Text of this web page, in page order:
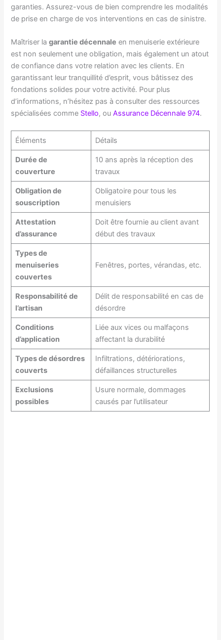
garanties. Assurez-vous de bien comprendre les modalités
de prise en charge de vos interventions en cas de sinistre.
Maîtriser lagarantie décennale en menuiserie extérieure
est non seulement une obligation, mais également un atout
de confiance dans votre relation avec les clients. En
garantissant leur tranquillité d’esprit, vous bâtissez des
fondations solides pour votre activité. Pour plus
d’informations, n’hésitez pas à consulter des ressources
spécialisées comme Stello, ouAssurance Décennale 974.
Éléments Détails
Durée de
couverture
10 ans après la réception des
travaux
Obligation de
souscription
Obligatoire pour tous les
menuisiers
Attestation
d’assurance
Doit être fournie au client avant
début des travaux
Types de
menuiseries
couvertes
Fenêtres, portes, vérandas, etc.
Responsabilité de
l’artisan
Délit de responsabilité en cas de
désordre
Conditions
d’application
Liée aux vices ou malfaçons
affectant la durabilité
Types de désordres
couverts
Infiltrations, détériorations,
défaillances structurelles
Exclusions
possibles
Usure normale, dommages
causés par l’utilisateur